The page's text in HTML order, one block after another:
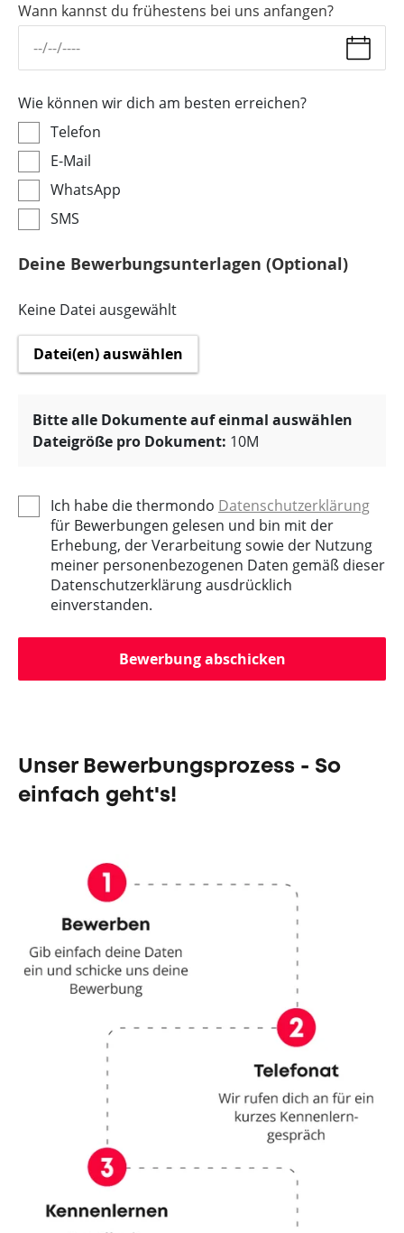
Wann kannst du frühestens bei uns anfangen?
Wie können wir dich am besten erreichen?
Telefon
E-Mail
WhatsApp
SMS
Deine Bewerbungsunterlagen (Optional)
Keine Datei ausgewählt
Datei(en) auswählen
Bitte alle Dokumente auf einmal auswählen
Dateigröße pro Dokument: 10M
Ich habe die thermondo Datenschutzerklärung
für Bewerbungen gelesen und bin mit der
Erhebung, der Verarbeitung sowie der Nutzung
meiner personenbezogenen Daten gemäß dieser
Datenschutzerklärung ausdrücklich
einverstanden.
Bewerbung abschicken
Unser Bewerbungsprozess - So
einfach geht's!